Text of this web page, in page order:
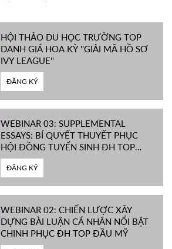
HỘI THẢO DU HỌC TRƯỜNG TOP
DANH GIÁ HOA KỲ ''GIẢI MÃ HỒ SƠ
IVY LEAGUE''
ĐĂNG KÝ
WEBINAR 03: SUPPLEMENTAL
ESSAYS: BÍ QUYẾT THUYẾT PHỤC
HỘI ĐỒNG TUYỂN SINH ĐH TOP
ĐẦU MỸ
ĐĂNG KÝ
WEBINAR 02: CHIẾN LƯỢC XÂY
DỰNG BÀI LUẬN CÁ NHÂN NỔI BẬT
CHINH PHỤC ĐH TOP ĐẦU MỸ